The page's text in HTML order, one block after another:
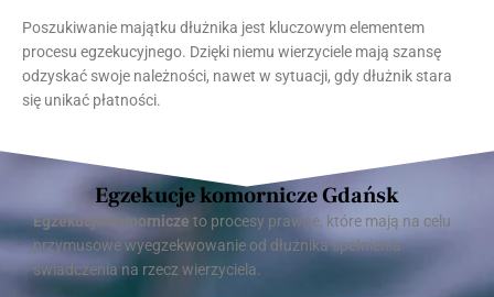
Poszukiwanie majątku dłużnika jest kluczowym elementem
procesu egzekucyjnego. Dzięki niemu wierzyciele mają szansę
odzyskać swoje należności, nawet w sytuacji, gdy dłużnik stara
się unikać płatności.
Egzekucje komornicze Gdańsk
Egzekucje komornicze to procesy prawne, które mają na celu
przymusowe wyegzekwowanie od dłużnika spełnienia
świadczenia na rzecz wierzyciela.